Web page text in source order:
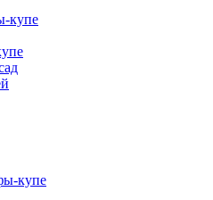
купе
купе